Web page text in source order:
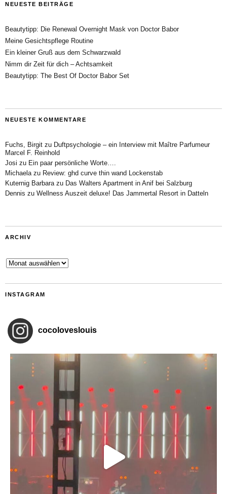
NEUESTE BEITRÄGE
Beautytipp: Die Renewal Overnight Mask von Doctor Babor
Meine Gesichtspflege Routine
Ein kleiner Gruß aus dem Schwarzwald
Nimm dir Zeit für dich – Achtsamkeit
Beautytipp: The Best Of Doctor Babor Set
NEUESTE KOMMENTARE
Fuchs, Birgit zu Duftpsychologie – ein Interview mit Maître Parfumeur
Marcel F. Reinhold
Josi zu Ein paar persönliche Worte….
Michaela zu Review: ghd curve thin wand Lockenstab
Kuternig Barbara zu Das Walters Apartment in Anif bei Salzburg
Dennis zu Wellness Auszeit deluxe! Das Jammertal Resort in Datteln
ARCHIV
Archiv
INSTAGRAM
cocoloveslouis